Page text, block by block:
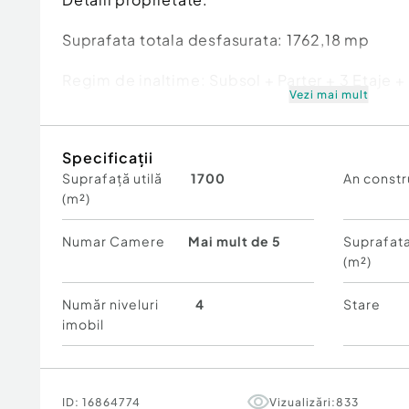
Suprafata totala desfasurata: 1762,18 mp
Suprafata construita: 1800 mp
Tip strazi: Asfaltate
Aceasta proprietate reprezinta o oportunitate
avand potential pentru diverse functiuni,
urbanism emis. Pozitionarea sa deosebita,
ideala pentru dezvoltari rezidentiale, turistice
Pret de vanzare: 1.200.000 EUR
rugam sa ne contactati. ...
Vezi mai mult
Specificații
Suprafață utilă
(m²)
1700 An
Numar Camere Mai mult de 5
(m²)
Număr niveluri
imobil
4 Stare
ID: 16864774 Vizualizări:833